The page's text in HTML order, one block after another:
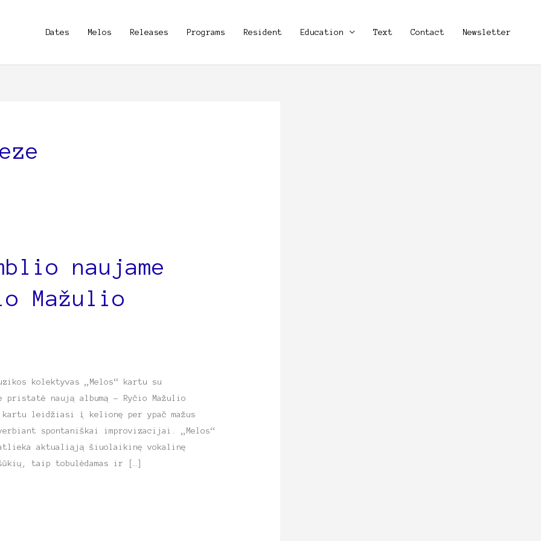
Dates Melos Releases Programs Resident Education Text Contact Newsletter
naujame
Mažulio
kolektyvas „Melos“ kartu su
pristatė naują albumą – Ryčio Mažulio
kartu leidžiasi į kelionę per ypač mažus
spontaniškai improvizacijai. „Melos“
aktualiąją šiuolaikinę vokalinę
taip tobulėdamas ir […]